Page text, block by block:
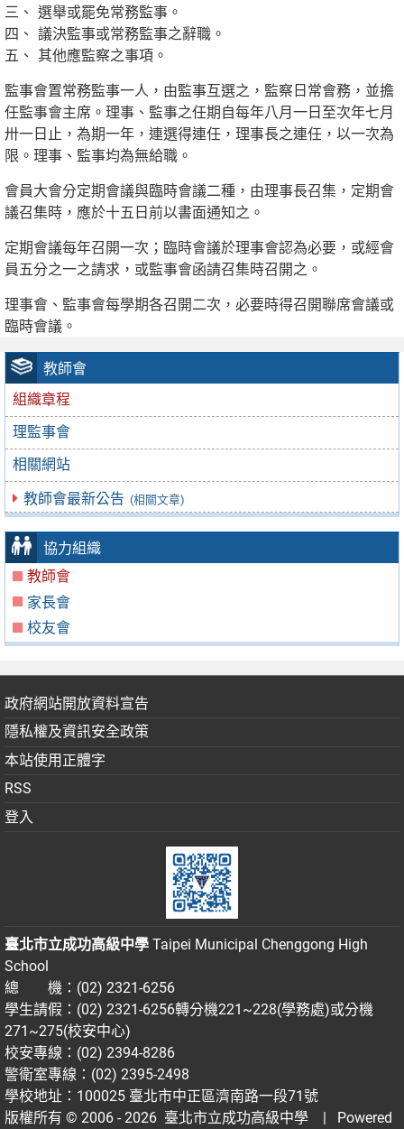
教師會
組織章程
理監事會
相關網站
教師會最新公告 (相關文章)
協力組織
教師會
家長會
校友會
選舉或罷免常務監事。
議決監事或常務監事之辭職。
其他應監察之事項。
監事會置常務監事一人，由監事互選之，監察日常會務，並擔
任監事會主席。理事、監事之任期自每年八月一日至次年七月
卅一日止，為期一年，連選得連任，理事長之連任，以一次為
限。理事、監事均為無給職。
會員大會分定期會議與臨時會議二種，由理事長召集，定期會
議召集時，應於十五日前以書面通知之。
定期會議每年召開一次；臨時會議於理事會認為必要，或經會
員五分之一之請求，或監事會函請召集時召開之。
理事會、監事會每學期各召開二次，必要時得召開聯席會議或
臨時會議。
政府網站開放資料宣告
隱私權及資訊安全政策
本站使用正體字
RSS
登入
臺北市立成功高級中學 Taipei Municipal Chenggong High
School
總 機：(02) 2321-6256
學生請假：(02) 2321-6256轉分機221~228(學務處)或分機
271~275(校安中心)
校安專線：(02) 2394-8286
警衛室專線：(02) 2395-2498
學校地址：100025 臺北市中正區濟南路一段71號
版權所有 © 2006 - 2026 臺北市立成功高級中學
| Powered